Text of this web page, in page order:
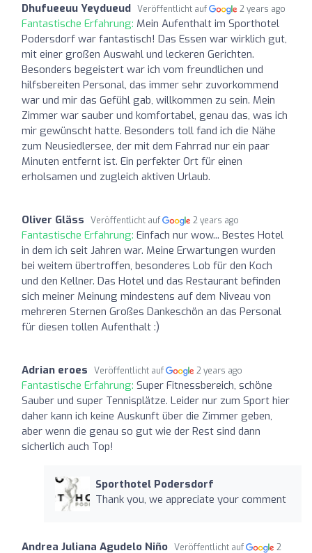
Dhufueeuu Yeydueud Veröffentlicht auf 2 years ago
Fantastische Erfahrung: Mein Aufenthalt im Sporthotel
Podersdorf war fantastisch! Das Essen war wirklich gut,
mit einer großen Auswahl und leckeren Gerichten.
Besonders begeistert war ich vom freundlichen und
hilfsbereiten Personal, das immer sehr zuvorkommend
war und mir das Gefühl gab, willkommen zu sein. Mein
Zimmer war sauber und komfortabel, genau das, was ich
mir gewünscht hatte. Besonders toll fand ich die Nähe
zum Neusiedlersee, der mit dem Fahrrad nur ein paar
Minuten entfernt ist. Ein perfekter Ort für einen
erholsamen und zugleich aktiven Urlaub.
Oliver Gläss Veröffentlicht auf 2 years ago
Fantastische Erfahrung: Einfach nur wow... Bestes Hotel
in dem ich seit Jahren war. Meine Erwartungen wurden
bei weitem übertroffen, besonderes Lob für den Koch
und den Kellner. Das Hotel und das Restaurant befinden
sich meiner Meinung mindestens auf dem Niveau von
mehreren Sternen Großes Dankeschön an das Personal
für diesen tollen Aufenthalt :)
Adrian eroes Veröffentlicht auf 2 years ago
Fantastische Erfahrung: Super Fitnessbereich, schöne
Sauber und super Tennisplätze. Leider nur zum Sport hier
daher kann ich keine Auskunft über die Zimmer geben,
aber wenn die genau so gut wie der Rest sind dann
sicherlich auch Top!
Sporthotel Podersdorf
Thank you, we appreciate your comment
Andrea Juliana Agudelo Niño Veröffentlicht auf 2